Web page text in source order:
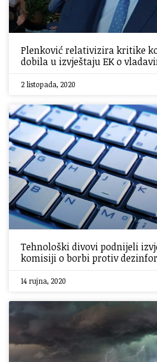
Plenković relativizira kritike
dobila u izvještaju EK o
2 listopada, 2020
Tehnološki divovi podnijeli
komisiji o borbi protiv
14 rujna, 2020